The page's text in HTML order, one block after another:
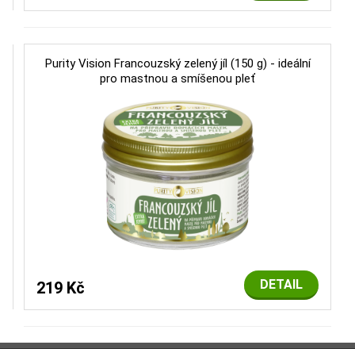
Purity Vision Francouzský zelený jíl (150 g) - ideální
pro mastnou a smíšenou pleť
DETAIL
219 Kč